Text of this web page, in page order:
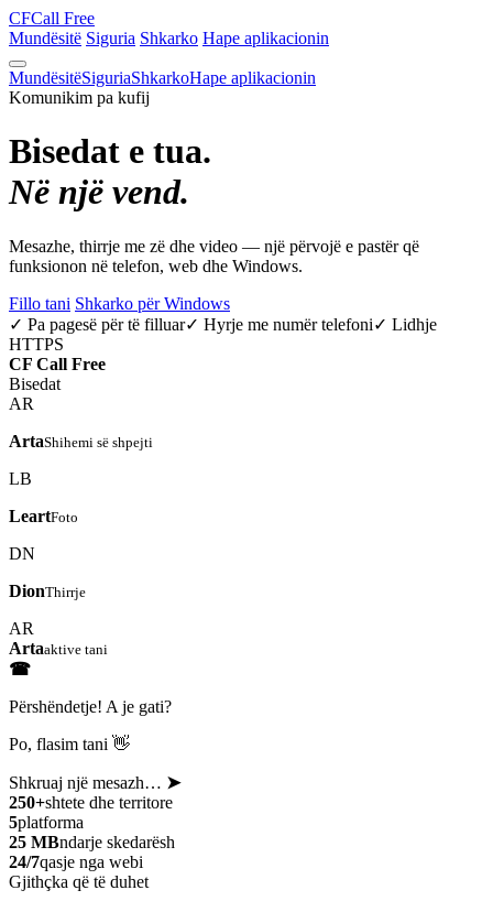
CFCall Free
Mundësitë Siguria Shkarko Hape aplikacionin
MundësitëSiguriaShkarkoHape aplikacionin
Komunikim pa kufij
Bisedat e tua.
Në një vend.
Mesazhe, thirrje me zë dhe video — një përvojë e pastër që
funksionon në telefon, web dhe Windows.
Fillo tani Shkarko për Windows
✓ Pa pagesë për të filluar✓ Hyrje me numër telefoni✓ Lidhje
HTTPS
CF Call Free
Bisedat
AR
ArtaShihemi së shpejti
LB
LeartFoto
DN
DionThirrje
AR
Artaaktive tani
☎
Përshëndetje! A je gati?
Po, flasim tani 👋
Shkruaj një mesazh… ➤
250+shtete dhe territore
5platforma
25 MBndarje skedarësh
24/7qasje nga webi
Gjithçka që të duhet